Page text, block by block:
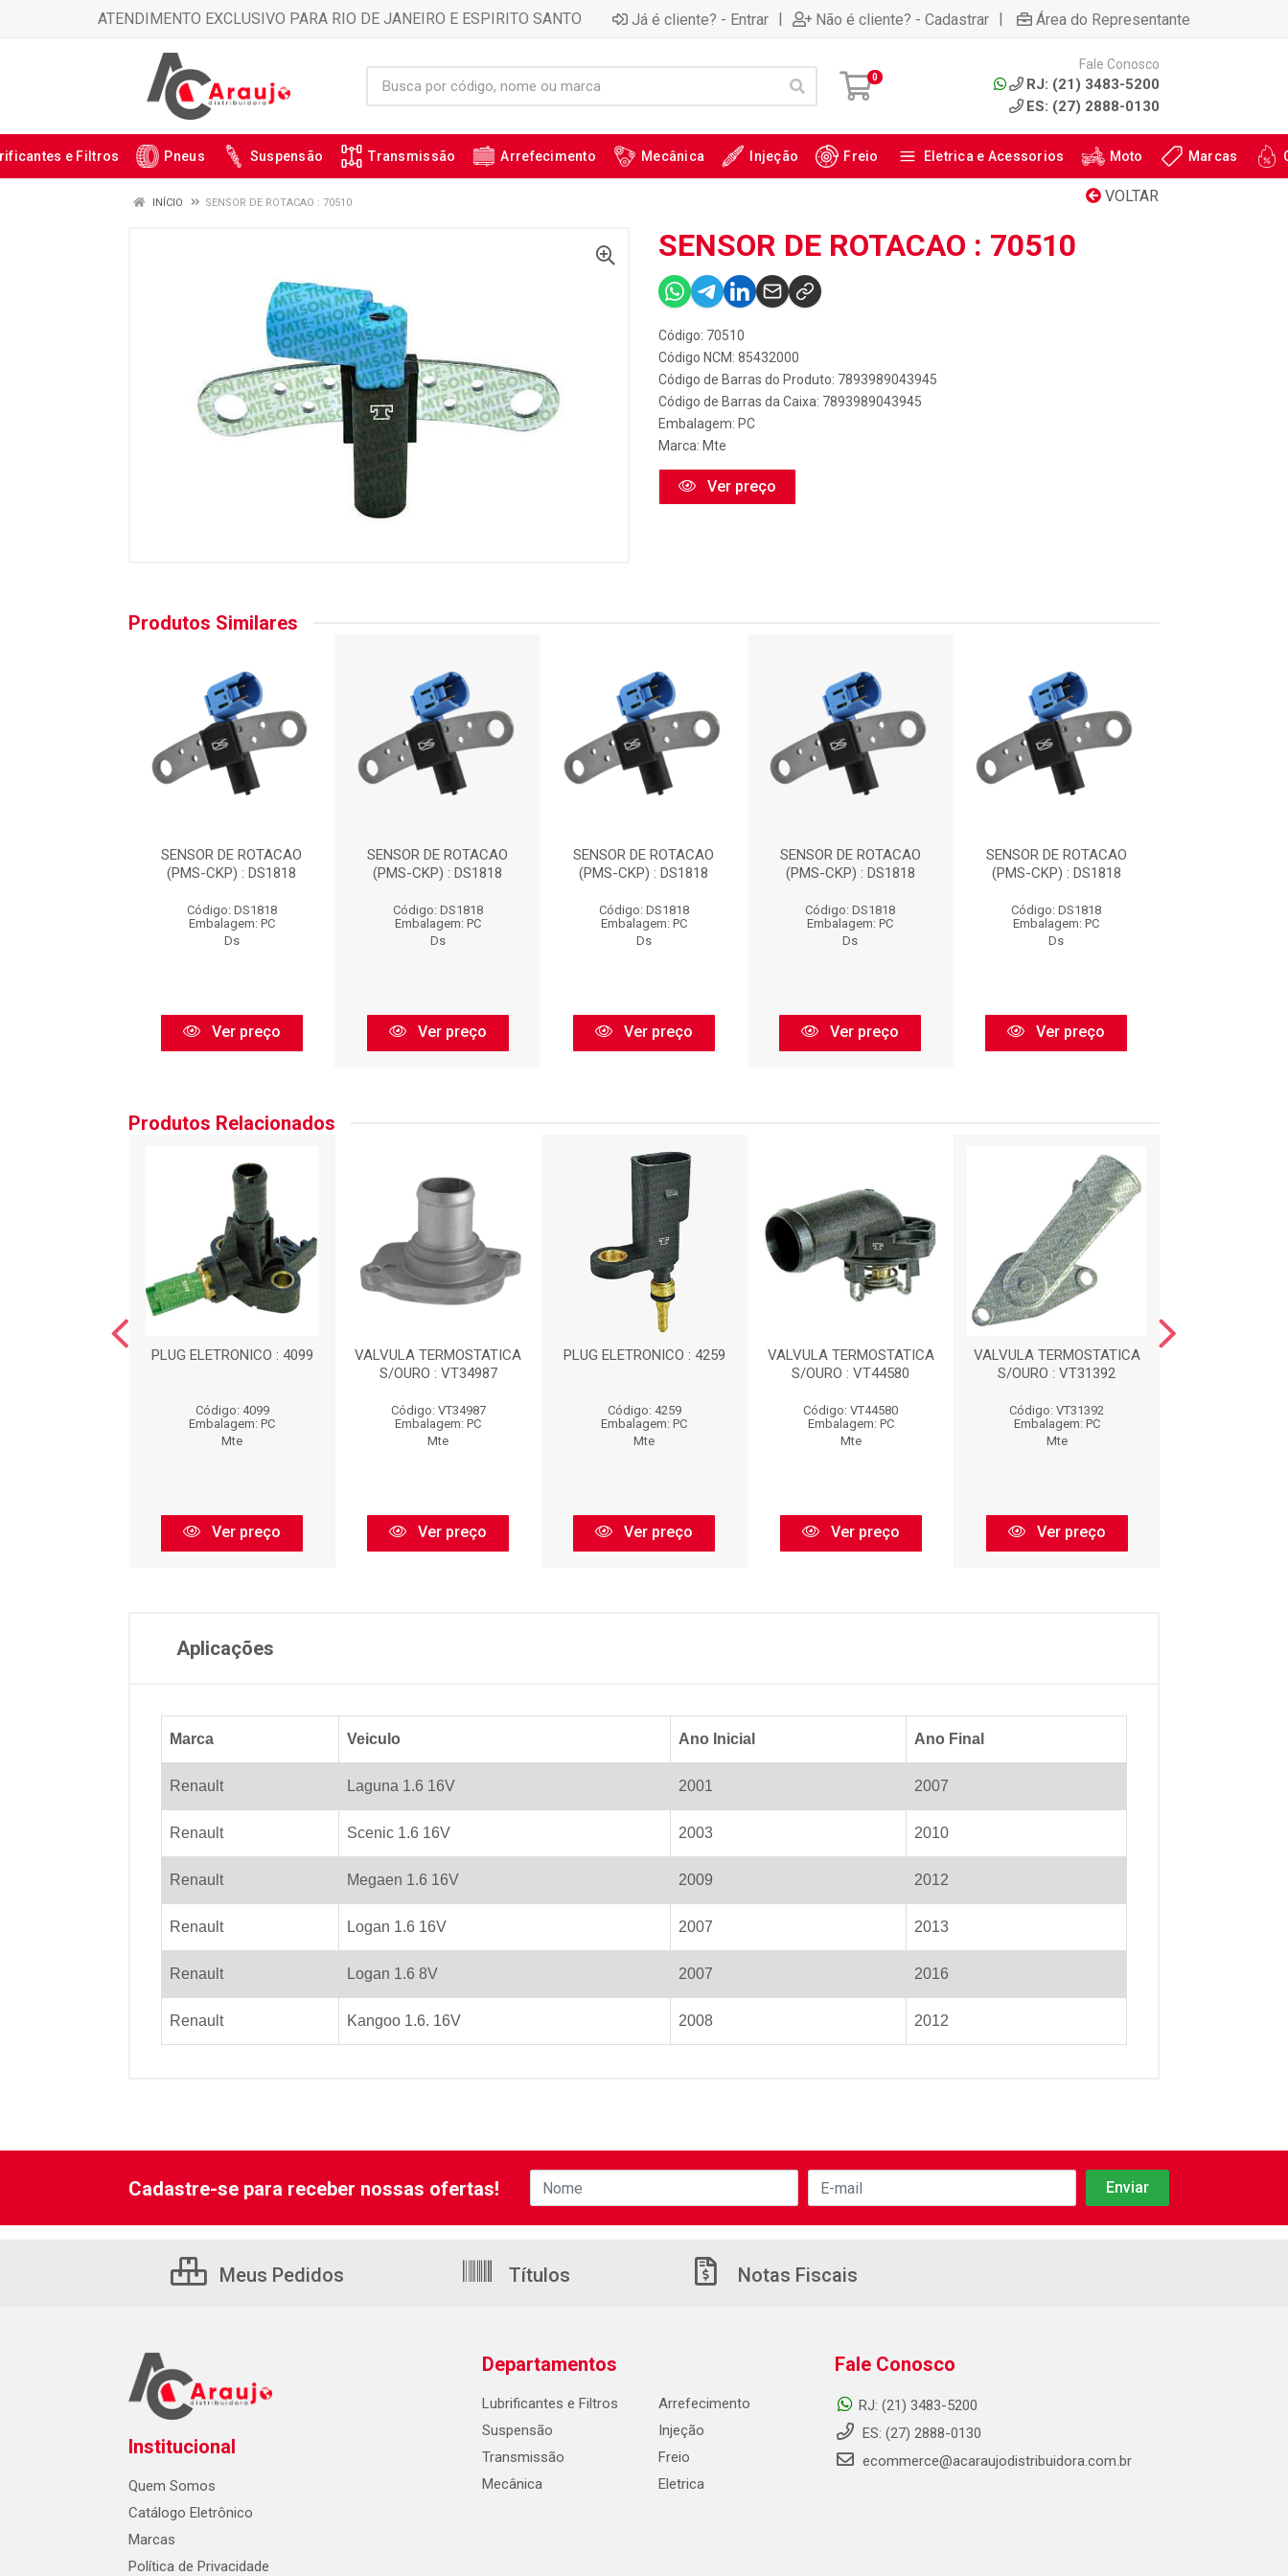
ATENDIMENTO EXCLUSIVO PARA RIO DE JANEIRO E ESPIRITO SANTO Já é cliente? - Entrar | Não é cliente? - Cadastrar | Área do Representante
0
Fale Conosco
RJ: (21) 3483-5200
ES: (27) 2888-0130
e Filtros Pneus Suspensão Transmissão Arrefecimento Mecânica Injeção Freio Eletrica e Acessorios Moto Marcas
VOLTAR
INÍCIO SENSOR DE ROTACAO : 70510
SENSOR DE ROTACAO : 70510
Código: 70510
Código NCM: 85432000
Código de Barras do Produto: 7893989043945
Código de Barras da Caixa: 7893989043945
Embalagem: PC
Marca: Mte
Ver preço
Produtos Similares
SENSOR DE ROTACAO
(PMS-CKP) : DS1818
Código: DS1818
Embalagem: PC
Ds
Ver preço
SENSOR DE ROTACAO
(PMS-CKP) : DS1818
Código: DS1818
Embalagem: PC
Ds
Ver preço
SENSOR DE ROTACAO
(PMS-CKP) : DS1818
Código: DS1818
Embalagem: PC
Ds
Ver preço
SENSOR DE ROTACAO
(PMS-CKP) : DS1818
Código: DS1818
Embalagem: PC
Ds
Ver preço
SENSOR DE ROTACAO
(PMS-CKP) : DS1818
Código: DS1818
Embalagem: PC
Ds
Ver preço
Produtos Relacionados
PLUG ELETRONICO : 4099
Código: 4099
Embalagem: PC
Mte
Ver preço
VALVULA TERMOSTATICA
S/OURO : VT34987
Código: VT34987
Embalagem: PC
Mte
Ver preço
PLUG ELETRONICO : 4259
Código: 4259
Embalagem: PC
Mte
Ver preço
VALVULA TERMOSTATICA
S/OURO : VT44580
Código: VT44580
Embalagem: PC
Mte
Ver preço
VALVULA TERMOSTATICA
S/OURO : VT31392
Código: VT31392
Embalagem: PC
Mte
Ver preço
Aplicações
Marca Veiculo Ano Inicial Ano Final
Renault Laguna 1.6 16V 2001 2007
Renault Scenic 1.6 16V 2003 2010
Renault Megaen 1.6 16V 2009 2012
Renault Logan 1.6 16V 2007 2013
Renault Logan 1.6 8V 2007 2016
Renault Kangoo 1.6. 16V 2008 2012
Cadastre-se para receber nossas ofertas!
Meus Pedidos Títulos Notas Fiscais
Institucional
Quem Somos
Catálogo Eletrônico
Marcas
Política de Privacidade
Departamentos
Lubrificantes e Filtros
Suspensão
Transmissão
Mecânica
Arrefecimento
Injeção
Freio
Eletrica
Fale Conosco
RJ: (21) 3483-5200
ES: (27) 2888-0130
ecommerce@acaraujodistribuidora.com.br